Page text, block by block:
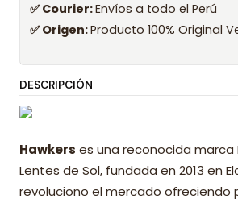
✅ Courier:Envíos a todo el Perú
✅ Origen:Producto 100% Original
DESCRIPCIÓN
Hawkers es una reconocida marca
Lentes de Sol, fundada en 2013 en
revoluciono el mercado ofreciendo